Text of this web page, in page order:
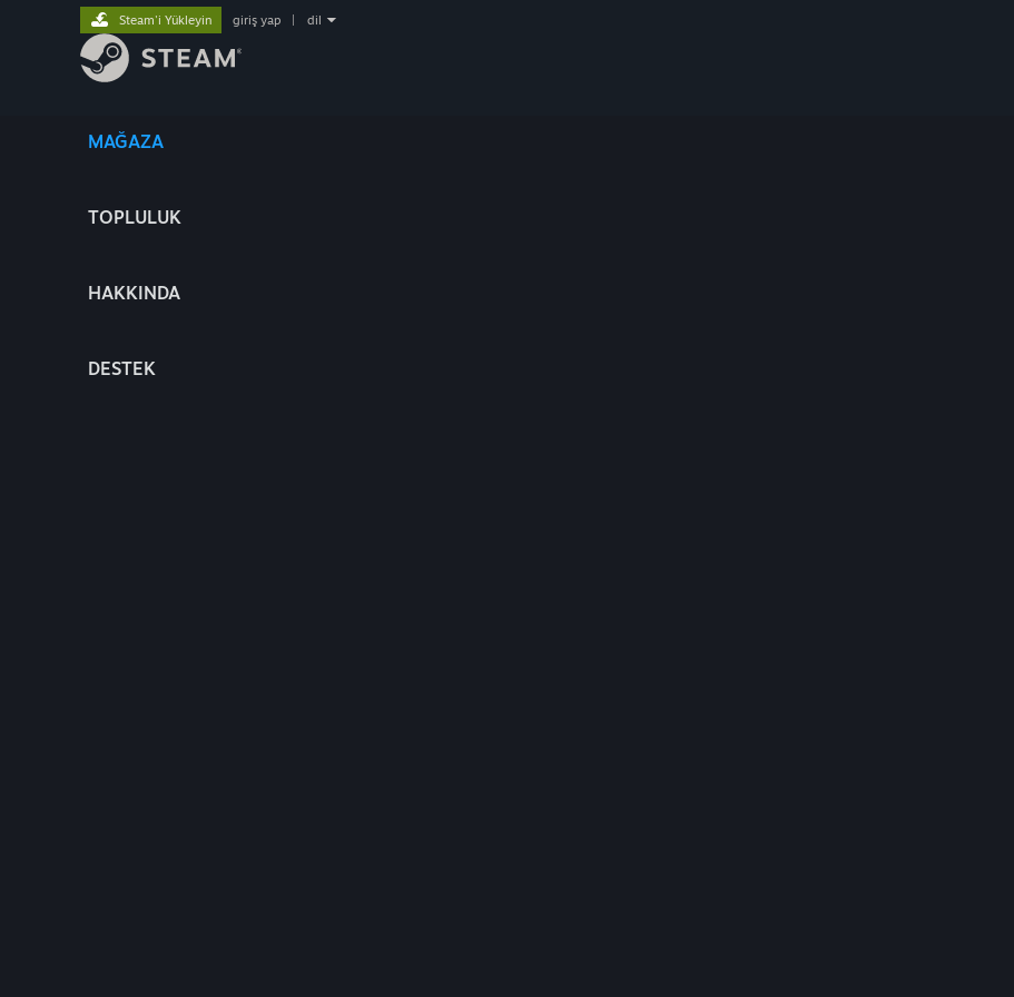
MAĞAZA
TOPLULUK
HAKKINDA
DESTEK
Steam'i Yükleyin giriş yap dil